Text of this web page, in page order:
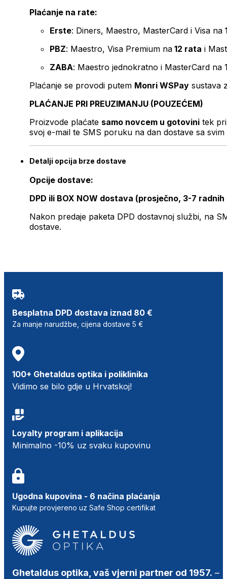
Plaćanje na rate:
Erste: Diners, Maestro, MasterCard i Visa na
PBZ: Maestro, Visa Premium na 12 rata i
ZABA: Maestro jednokratno i MasterCard na
Plaćanje se provodi putem Monri WSPay sustava
PLAĆANJE PRI PREUZIMANJU (POUZEĆEM)
Proizvode plaćate samo novcem u gotovini tek
svoj e-mail te SMS poruku na dan dostave sa svim
Detalji opcija brze dostave
Opcije dostave:
DPD ili BOX NOW dostava (prosječno, 3-7 radnih
Nakon predaje paketa DPD dostavnoj službi, na
dostave.
Besplatna DPD dostava iznad 80 €
Za manje narudžbe, cijena dostave 5 €
100+ Ghetaldus optika i poliklinika
Vidimo se bilo gdje u Hrvatskoj!
Loyalty program i aplikacija
Minimalno -10% uz svaku kupovinu
Ugodna kupovina - 6 načina plaćanja
Kupujte provjereno uz Safe Shop certifikat
Ghetaldus optika, vaš vjerni partner od 1957. –